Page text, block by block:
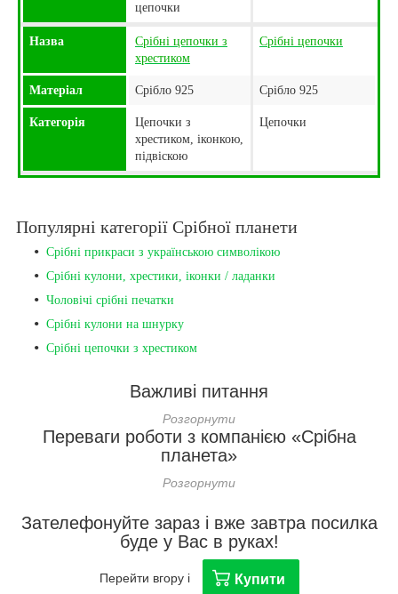
цепочки
Назва
Срібні цепочки з
хрестиком
Срібні цепочки
Матеріал Срібло 925 Срібло 925
Категорія
Цепочки з
хрестиком, іконкою,
підвіскою
Цепочки
Популярні категорії Срібної планети
Срібні прикраси з українською символікою
Срібні кулони, хрестики, іконки / ладанки
Чоловічі срібні печатки
Срібні кулони на шнурку
Срібні цепочки з хрестиком
Важливі питання
Переваги роботи з компанією «Срібна
планета»
Зателефонуйте зараз і вже завтра посилка
буде у Вас в руках!
Перейти вгору і Купити